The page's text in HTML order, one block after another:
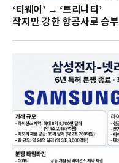
‘티웨이’ → ‘트리니티’
작지만 강한 항공사로 승부